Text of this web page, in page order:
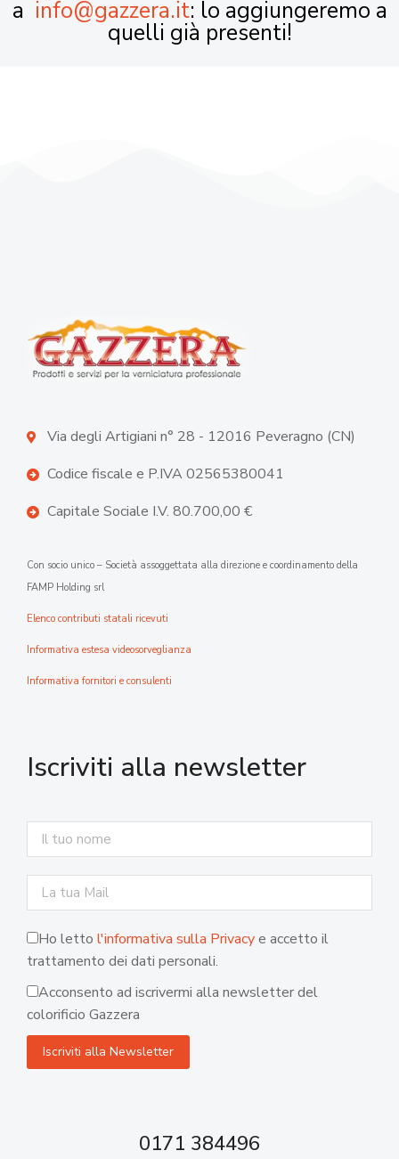
a info@gazzera.it: lo aggiungeremo a
quelli già presenti!
Via degli Artigiani n° 28 - 12016 Peveragno (CN)
Codice fiscale e P.IVA 02565380041
Capitale Sociale I.V. 80.700,00 €
Con socio unico – Società assoggettata alla direzione e coordinamento della
FAMP Holding srl
Elenco contributi statali ricevuti
Informativa estesa videosorveglianza
Informativa fornitori e consulenti
Iscriviti alla newsletter
Ho letto l'informativa sulla Privacye accetto il
trattamento dei dati personali.
Acconsento ad iscrivermi alla newsletter del
colorificio Gazzera
0171 384496